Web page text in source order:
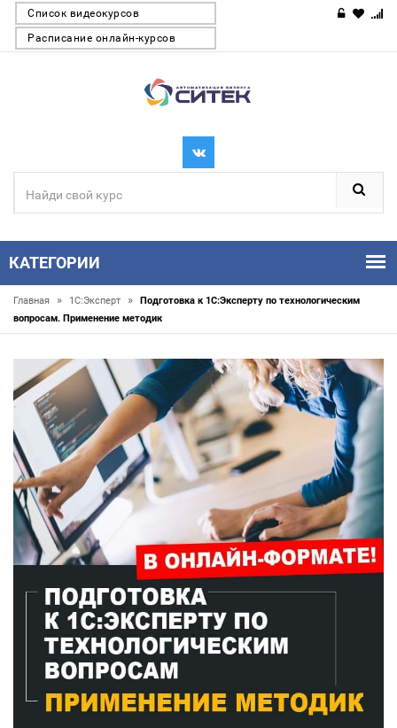
Список видеокурсов
Расписание онлайн-курсов
КАТЕГОРИИ
Главная » 1С:Эксперт »
Подготовка к 1С:Эксперту по технологическим
вопросам. Применение методик